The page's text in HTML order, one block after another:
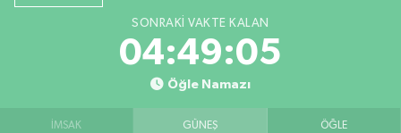
SONRAKI VAKTE KALAN
04:49:04
Öğle Namazı
İMSAK GÜNEŞ ÖĞLE